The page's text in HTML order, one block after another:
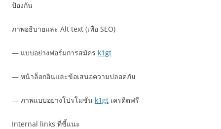
ป้องกัน
ภาพอธิบายและ Alt text (เพื่อ SEO)
— แบบอย่างฟอร์มการสมัคร k1gt
— หน้าล็อกอินและข้อเสนอความปลอดภัย
— ภาพแบบอย่างโปรโมชั่น k1gt เครดิตฟรี
Internal links ที่ชี้แนะ